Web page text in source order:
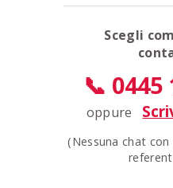
Scegli
📞 0445
oppure
(Nessuna chat